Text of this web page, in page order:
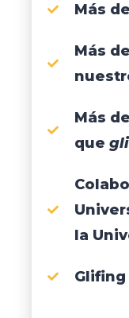
Más
Más
Más
que
la